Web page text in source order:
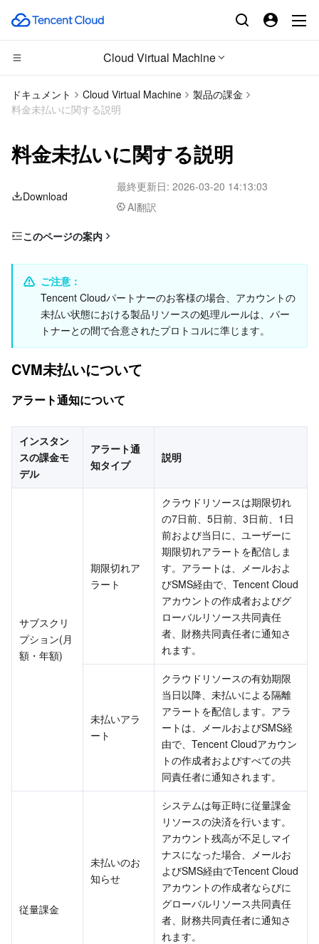
Cloud Virtual Machine
コンピューティング
Cloud Virtual Machine
Tencent Cloud Lighthouse
BM Cloud Physical Machine
CVM Dedicated Host
Auto Scaling
Tencent Cloud Automation Tools
CDN とエッジ プラットフォーム
Tencent Cloud EdgeOne
Content Delivery Network
Anti-DDoS
Secure Content Delivery Network
Multiple Network Acceleration
エッジコンピューティング
Edge Computing Machine
高性能コンピューティング
Hyper Computing Cluster
Tencent Kubernetes Engine
Tencent Cloud Mesh
Tencent Container Registry
Tencent Kubernetes Engine Distributed Cloud Center
分散型クラウド
Cloud Dedicated Cluster
Edge Zone
Cloud Dedicated Zone
マイクロサービス
Tencent Cloud Elastic Microservice
Service Registry and Governance
API Gateway
サーバーレス
Serverless Cloud Function
基本ストレージサービス
Cloud Object Storage
Cloud File Storage
Cloud Block Storage
Data Accelerator Goose FileSystem
ストレージデータサービス
Cloud Log Service
Cloud Infinite
リレーショナルデータベース
TencentDB for MySQL
TencentDB for SQL Server
リレーショナルデータベースTDSQL
TDSQL Boundless
Tencent Cloud Distributed Cache (Redis OSS-Compatible)
TencentDB for MongoDB
TencentDB for TcaplusDB
TencentDB for Tendis
Data Transfer Service
Database Expert Service
TencentDB for DBbrain
Database Management Center
ネットワーキング
Virtual Private Cloud
Cloud Load Balancer
Direct Connect
Peering Connection
Flow Logs
データセキュリティ
Data Security Governance Center
Secrets Manager
ビジネスセキュリティ
Text Moderation System
Customer Identity and Access Management
Risk Control Engine
Penetration Test Service
セキュリティ管理
Cloud Workload Protection Platform
Tencent Container Security Service
Cloud Security Center
SSL Certificates
Private DNS
エンタープライズアプリケーション
Tencent Ecard
オフィスコラボレーション
Tencent eSign
ビッグデータ
ドキュメント Cloud Virtual Machine
製品の課金
料金未払いに関する説明
料金未払いに関する説明
Download
最終更新日: 2026-03-20 14:13:03
AI翻訳
このページの案内
アラート通知について
期限切れ及び未払いの対処
パブリックネットワーク帯域幅の未払いに関する説明
ご注意：
Tencent Cloudパートナーのお客様の場合、アカウントの
未払い状態における製品リソースの処理ルールは、パー
トナーとの間で合意されたプロトコルに準じます。
CVM未払いについて
アラート通知について
インスタン
スの課金モ
デル
アラート通
知タイプ
説明
サブスクリ
プション(月
額・年額)
期限切れア
ラート
クラウドリソースは期限切れ
の7日前、5日前、3日前、1日
前および当日に、ユーザーに
期限切れアラートを配信しま
す。アラートは、メールおよ
びSMS経由で、Tencent Cloud
アカウントの作成者およびグ
ローバルリソース共同責任
者、財務共同責任者に通知さ
れます。
未払いアラ
ート
クラウドリソースの有効期限
当日以降、未払いによる隔離
アラートを配信します。アラ
ートは、メールおよびSMS経
由で、Tencent Cloudアカウン
トの作成者およびすべての共
同責任者に通知されます。
従量課金
未払いのお
知らせ
システムは毎正時に従量課金
リソースの決済を行います。
アカウント残高が不足しマイ
ナスになった場合、メールお
よびSMS経由でTencent Cloud
アカウントの作成者ならびに
グローバルリソース共同責任
者、財務共同責任者に通知さ
れます。